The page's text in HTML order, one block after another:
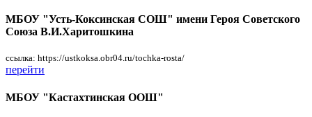
МБОУ "Усть-Коксинская СОШ" имени Героя Советского
Союза В.И.Харитошкина
ссылка: https://ustkoksa.obr04.ru/tochka-rosta/
перейти
МБОУ "Кастахтинская ООШ"